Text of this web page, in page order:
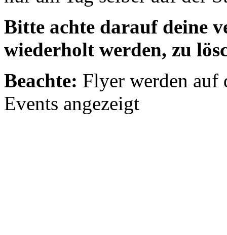
Bitte achte darauf deine
wiederholt werden, zu
Beachte: Flyer werden auf
Events angezeigt